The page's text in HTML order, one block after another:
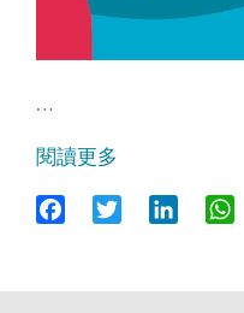
…
閱讀更多
FacebookTwitter LinkedIn